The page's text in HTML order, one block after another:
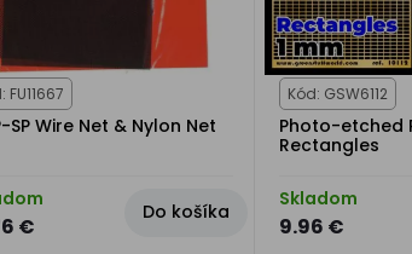
FU11667
SP Wire Net & Nylon Net
€
Do košíka
Kód: GSW6112
Photo-etched
Rectangles
Skladom
9.96 €